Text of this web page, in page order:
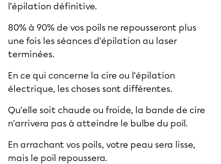
l'épilation définitive.
80% à 90% de vos poils ne repousseront plus
une fois les séances d'épilation au laser
terminées.
En ce qui concerne la cire ou l'épilation
électrique, les choses sont différentes.
Qu'elle soit chaude ou froide, la bande de cire
n'arrivera pas à atteindre le bulbe du poil.
En arrachant vos poils, votre peau sera lisse,
mais le poil repoussera.